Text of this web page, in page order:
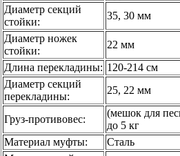
Диаметр секций
стойки:
35, 30 мм
Диаметр ножек
стойки:
22 мм
Длина перекладины: 120-214 см
Диаметр секций
перекладины:
25, 22 мм
Груз-противовес:
(мешок для
до 5 кг
Материал муфты:
Сталь